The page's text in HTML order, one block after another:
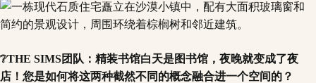
❔THE SIMS团队：精装书馆白天是图书馆，夜晚就变成了夜
店！您是如何将这两种截然不同的概念融合进一个空间的？